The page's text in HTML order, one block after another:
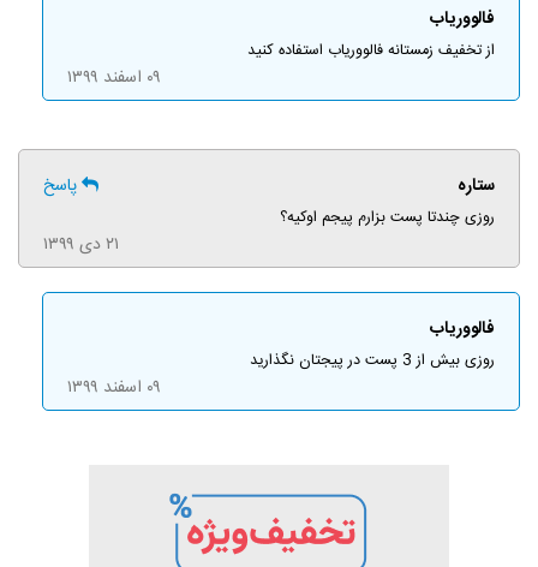
فالووریاب
از تخفیف زمستانه فالووریاب استفاده کنید
۰۹ اسفند ۱۳۹۹
ستاره پاسخ
روزی چندتا پست بزارم پیجم اوکیه؟
۲۱ دی ۱۳۹۹
فالووریاب
روزی بیش از 3 پست در پیجتان نگذارید
۰۹ اسفند ۱۳۹۹